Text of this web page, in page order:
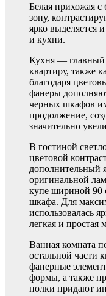
Белая прихожая
зону,
ярко выделяется
и кухни.
Кухня — главный
квартиру, также
благодаря
фанеры
черных шкафов
продолжение,
значительно
В гостиной
цветовой
дополнительный
оригинальной
купе шириной 90
шкафа. Для
использовалась
легкая и простая
Ванная комната
остальной части
фанерные
формы, а также
полки придают